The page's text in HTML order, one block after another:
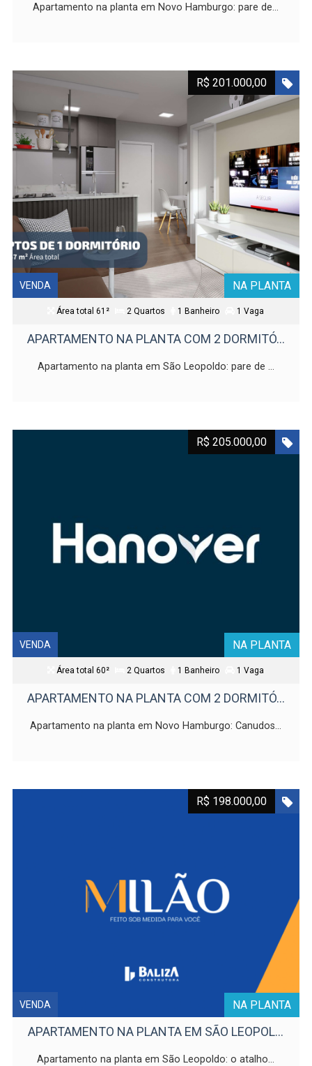
Apartamento na planta em Novo Hamburgo: pare de...
NA PLANTA
R$ 201.000,00
VENDA
Área total 61² 2 Quartos 1 Banheiro 1 Vaga
APARTAMENTO NA PLANTA COM 2 DORMITÓ...
Apartamento na planta em São Leopoldo: pare de ...
NA PLANTA
R$ 205.000,00
VENDA
Área total 60² 2 Quartos 1 Banheiro 1 Vaga
APARTAMENTO NA PLANTA COM 2 DORMITÓ...
Apartamento na planta em Novo Hamburgo: Canudos...
NA PLANTA
R$ 198.000,00
VENDA
APARTAMENTO NA PLANTA EM SÃO LEOPOL...
Apartamento na planta em São Leopoldo: o atalho...